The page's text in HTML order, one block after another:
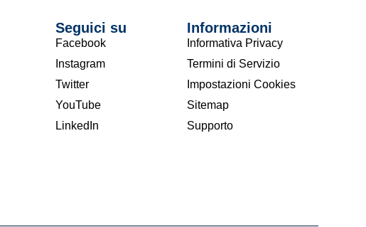
Seguici su
Facebook
Instagram
Twitter
YouTube
LinkedIn
Informazioni
Informativa Privacy
Termini di Servizio
Impostazioni Cookies
Sitemap
Supporto